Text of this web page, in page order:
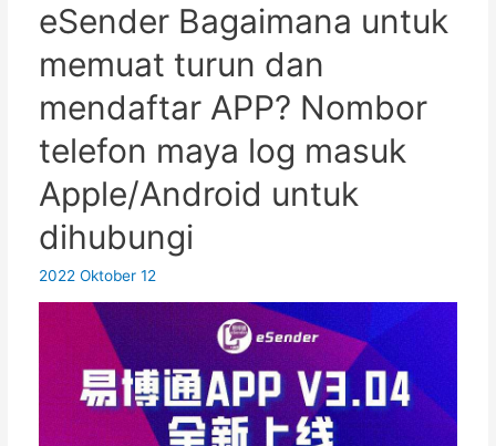
memecahkan acuan, memberikan
anda akses mudah ke nombor
maya tanpa pendaftaran nama
sebenar, dan anda juga boleh
menyimpan nombor tersebut untuk
jangka masa panjang – ia adalah
perlindungan privasi yang
sebenar...
eSender Bagaimana untuk
memuat turun dan
mendaftar APP? Nombor
telefon maya log masuk
Apple/Android untuk
dihubungi
2022 Oktober 12